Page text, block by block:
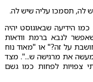
לה, תסמכו עליה שיש לה.
הידיעה שבאוגוסט יהיה
לנבא ברמת וודאות
על זה?" או "מאוד נוח
את מרגישה ש...". מצד
צפויות לפחות כמו גשם